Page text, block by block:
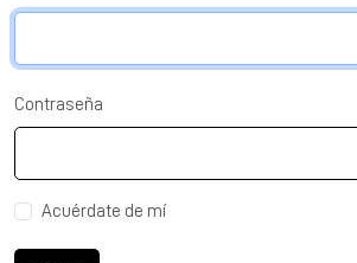
Contraseña
Acuérdate de mí